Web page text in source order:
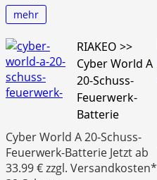
mehr
RIAKEO >>
Cyber World A
20-Schuss-
Feuerwerk-
Batterie
Cyber World A 20-Schuss-
Feuerwerk-Batterie Jetzt ab
33.99 € zzgl. Versandkosten*